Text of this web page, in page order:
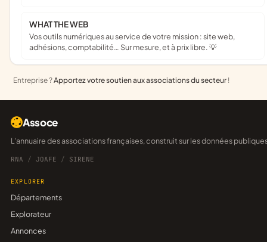
WHAT THE WEB
Vos outils numériques au service de votre mission : site web,
adhésions, comptabilité… Sur mesure, et à prix libre. 💡
Entreprise ?Apportez votre soutien aux associations du secteur !
Assoce
L'annuaire des associations françaises, construit sur les données
RNA / JOAFE / SIRENE
EXPLORER
Départements
Explorateur
Annonces